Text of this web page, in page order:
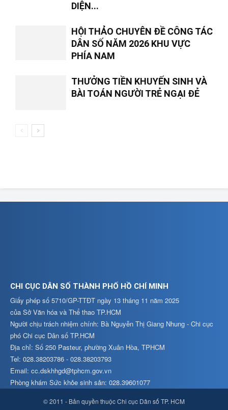
DIỆN...
HỘI THẢO CHUYÊN ĐỀ CÔNG TÁC
DÂN SỐ NĂM 2026 KHU VỰC
PHÍA NAM
THƯỞNG TIỀN KHUYẾN SINH VÀ
BÀI TOÁN NGƯỜI TRẺ NGẠI ĐẺ
CHI CỤC DÂN SỐ THÀNH PHỐ HỒ CHÍ MINH
Giấy phép số 5710/GP-TTĐT ngày 13 tháng 11 năm 2025
của Sở Văn hóa và Thể thao TP.HCM
Người chịu trách nhiệm chính: Bà Nguyễn Thị Giang Nhung - Chi cục
phó Chi cục Dân số TP.HCM
Địa chỉ: Số 250 Pasteur, phường Xuân Hòa, TPHCM
Tel: 028.38203786 - 028.38203793
Email: cc.dskhhgd@tphcm.gov.vn
Phòng khám Sức khỏe sinh sản: 028.39601077
© 2011 - Bản quyền thuộc Chi cục Dân số TP. HCM